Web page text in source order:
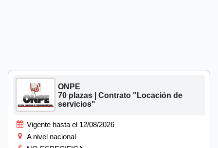
ONPE
70 plazas | Contrato "Locación de
servicios"
Vigente hasta el 12/08/2026
A nivel nacional